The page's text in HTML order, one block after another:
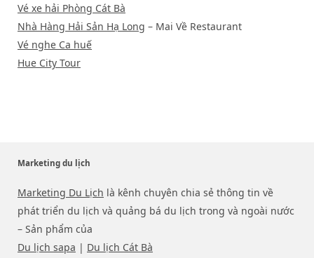
Vé xe hải Phòng Cát Bà
Nhà Hàng Hải Sản Hạ Long – Mai Về Restaurant
Vé nghe Ca huế
Hue City Tour
Marketing du lịch
Marketing Du Lịch là kênh chuyên chia sẻ thông tin về
phát triển du lịch và quảng bá du lịch trong và ngoài nước
– Sản phẩm của
Du lịch sapa | Du lịch Cát Bà